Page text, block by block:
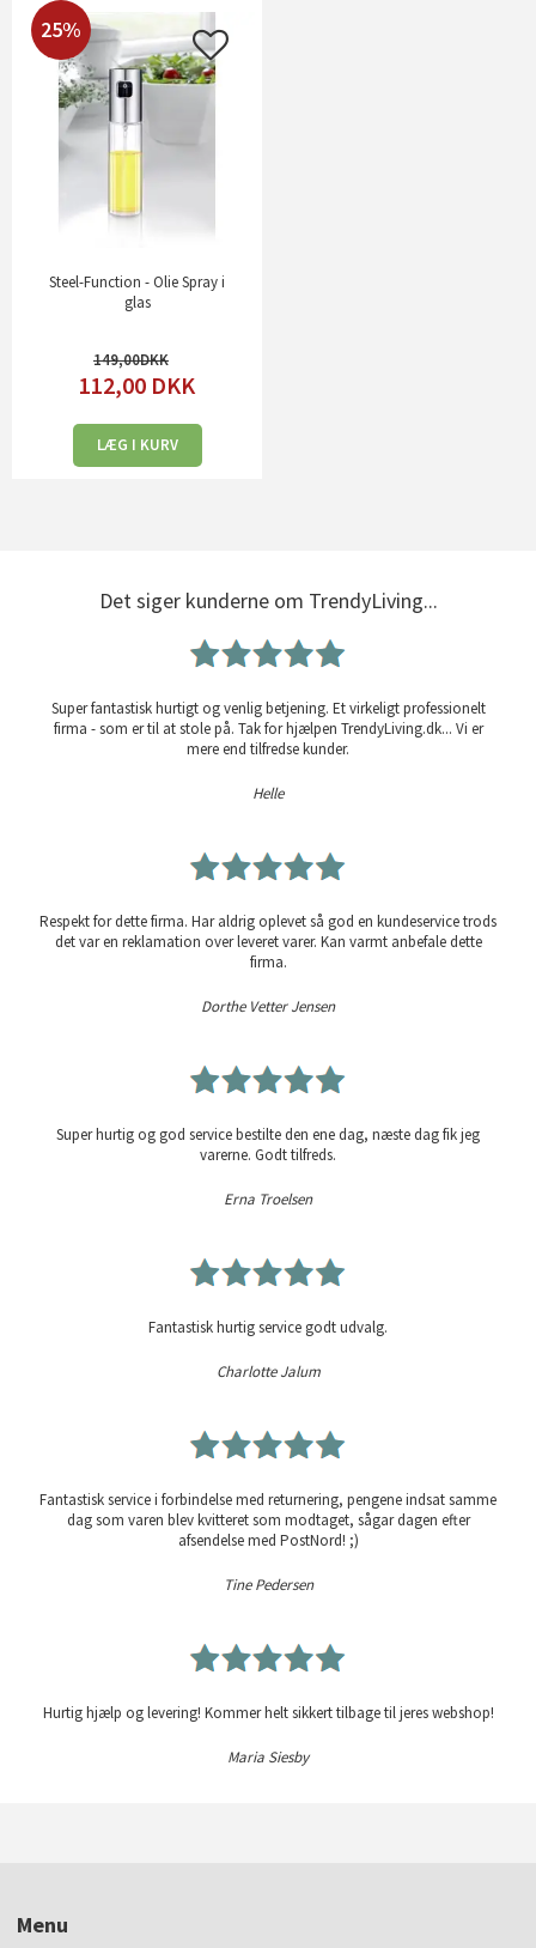
25%
Steel-Function - Olie Spray i
glas
149,00
112,00 DKK
LÆG I KURV
Det siger kunderne om TrendyLiving...
Super fantastisk hurtigt og venlig betjening. Et virkeligt professionelt
firma - som er til at stole på. Tak for hjælpen TrendyLiving.dk... Vi er
mere end tilfredse kunder.
Helle
Respekt for dette firma. Har aldrig oplevet så god en kundeservice trods
det var en reklamation over leveret varer. Kan varmt anbefale dette
firma.
Dorthe Vetter Jensen
Super hurtig og god service bestilte den ene dag, næste dag fik jeg
varerne. Godt tilfreds.
Erna Troelsen
Fantastisk hurtig service godt udvalg.
Charlotte Jalum
Fantastisk service i forbindelse med returnering, pengene indsat samme
dag som varen blev kvitteret som modtaget, sågar dagen efter
afsendelse med PostNord! ;)
Tine Pedersen
Hurtig hjælp og levering! Kommer helt sikkert tilbage til jeres webshop!
Maria Siesby
Menu